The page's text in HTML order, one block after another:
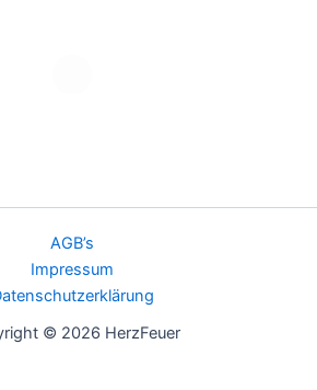
AGB’s
Impressum
© 2026 HerzFeuer